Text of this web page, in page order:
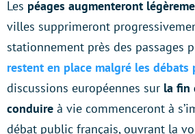
Les péages augmenteront
villes supprimeront
stationnement près des passages
restent en place malgré les débats
discussions européennes sur la fin
conduire à vie commenceront à
débat public français, ouvrant la